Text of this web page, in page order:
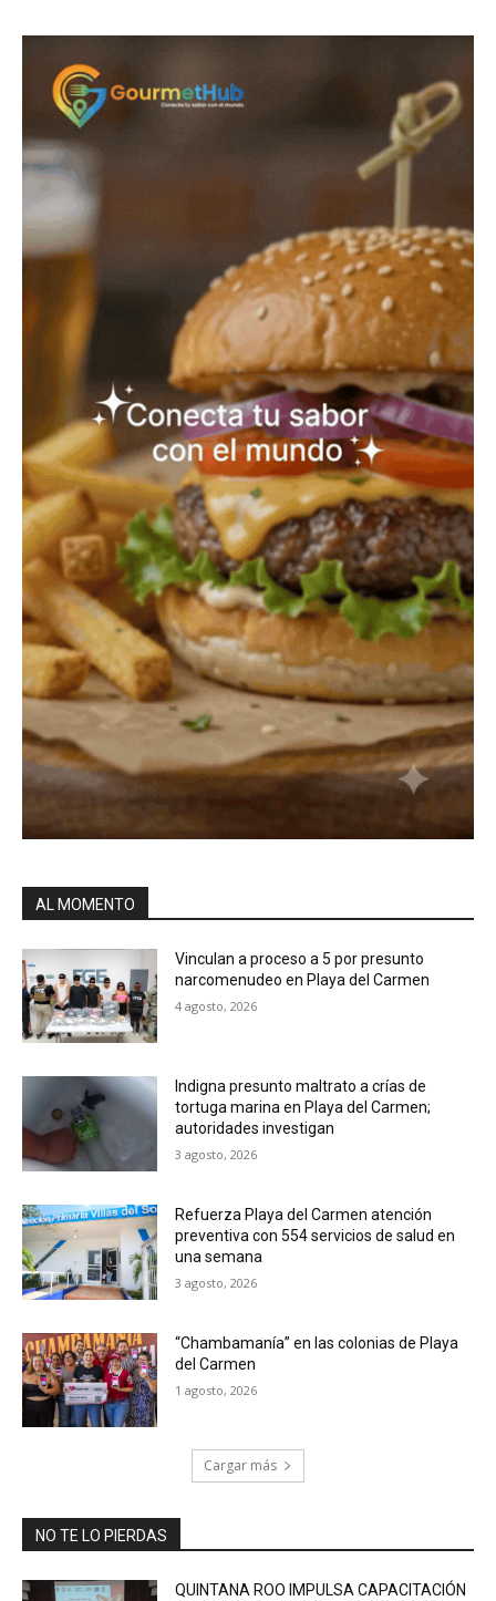
AL MOMENTO
Vinculan a proceso a 5 por presunto
narcomenudeo en Playa del Carmen
4 agosto, 2026
Indigna presunto maltrato a crías de
tortuga marina en Playa del Carmen;
autoridades investigan
3 agosto, 2026
Refuerza Playa del Carmen atención
preventiva con 554 servicios de salud en
una semana
3 agosto, 2026
“Chambamanía” en las colonias de Playa
del Carmen
1 agosto, 2026
Cargar más
NO TE LO PIERDAS
QUINTANA ROO IMPULSA CAPACITACIÓN